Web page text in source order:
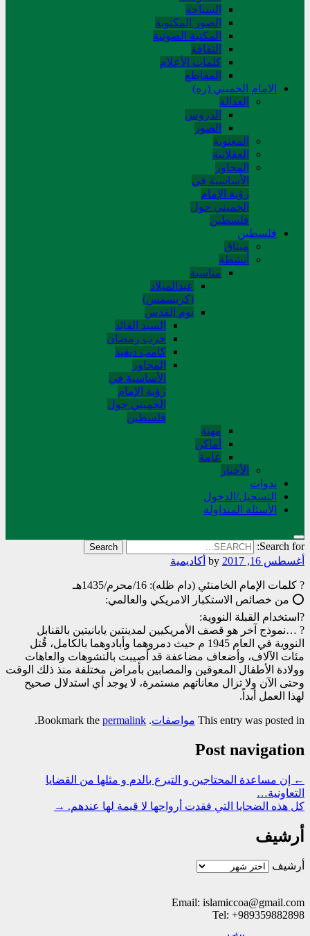
السیاحة
الصور المکتوبة
المکتبة الصوتیة
الثقافة
کلمات الأعلام
المقاطع
الامام الخميني (ره)
العدالة
الدروس
الصور
المعنوية
العقلانية
المحاور
الأساسیة في
رؤیة الإمام
الخمیني حول
فلسطین
فلسطین
میثاق
أنشطة
مناسبة
عیدالمیلاد
(کریسمس)
یوم القدس
السید القائد
حرب رمضان
کامب دیفید
المحاور
الأساسية في
رؤية الإمام
الخميني حول
فلسطین
مهنة
أماکن
عامة
الأخبار
ندوات
التسجیل/الدخول
الأسئلة المتداولة
Search for:
أغسطس 16, 2017
أکادیمیة
? کلمات الإمام الخامنئي (دام ظله): 16/محرم/1435هـ
⭕️ من خصائص الاستكبار الامريكي والعالمي:
?استخدام القبلة النووية:
? …نموذج آخر هو قصف الأمريكيين لمدينتين يابانيتين بالقنابل
النووية في العام 1945 م حيث دمروهما وأبادوهما بالكامل، قُتل
مئات الآلاف، وأضعاف مضاعفة قد أصيبت بالتشوهات والعاهات
وولادة الأطفال المعوقين والمصابين بأمراض مختلفة منذ ذلك الوقت
وحتى الآن ولا تزال معاناتهم مستمرة، لا يوجد أي استدلال صحيح
لهذا العمل أبداً.
This entry was posted in مواصفات. Bookmark the
permalink
.
Post navigation
←
إن مساعدة المحتاجين و التبرع بالدم و مثلها من القضايا
التعاونية…
كل هذه الضحايا التي فقدت أرواحها لا قيمة لها عندهم. →
أرشيف
أرشيف
Email: islamiccoa@gmail.com
Tel: +989359882898